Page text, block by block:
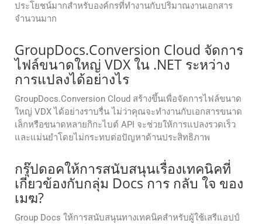
ประโยชน์มากสำหรับองค์กรที่ทำงานกับปริมาณงานเอกสาร
จำนวนมาก
GroupDocs.Conversion Cloud จัดการ
ไฟล์ขนาดใหญ่ VDX ใน .NET ระหว่าง
การแปลงได้อย่างไร
GroupDocs.Conversion Cloud สร้างขึ้นเพื่อจัดการไฟล์ขนาด
ใหญ่ VDX ได้อย่างราบรื่น ไม่ว่าคุณจะทำงานกับเอกสารขนาด
เล็กหรือขนาดหลายกิกะไบต์ API จะช่วยให้การแปลงรวดเร็ว
และแม่นยำโดยไม่กระทบต่อปัญหาด้านประสิทธิภาพ
กรุ๊ปดอคให้การสนับสนุนเรื่องเทคนิคที่
เกี่ยวข้องกับกลุ่ม Docs การ กลับ ใจ ของ
เมฆ?
Group Docs ให้การสนับสนุนทางเทคนิคสําหรับผู้ใช้เสรีแอปป์